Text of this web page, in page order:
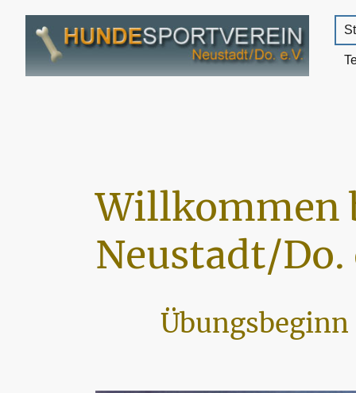
Willkommen
Neustadt/Do.
Übungsbeginn